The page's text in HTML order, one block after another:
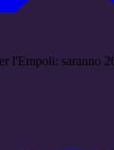
l'Empoli: saranno